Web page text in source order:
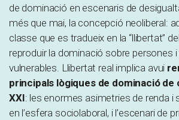
de dominació en escenaris de
més que mai, la concepció neoliberal:
classe que es tradueix en la “llibertat”
reproduir la dominació sobre persones i
vulnerables. Llibertat real implica avui
principals lògiques de dominació de
XXI: les enormes asimetries de renda i
en l’esfera sociolaboral, i l’escenari de